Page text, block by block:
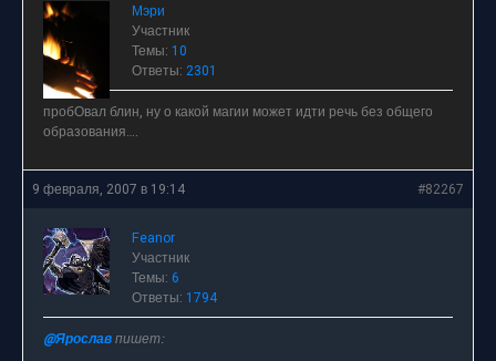
Мэри
Участник
Темы: 10
Ответы: 2301
пробОвал блин, ну о какой магии может идти речь без общего
образования….
9 февраля, 2007 в 19:14 #82267
Feanor
Участник
Темы: 6
Ответы: 1794
@Ярославпишет: